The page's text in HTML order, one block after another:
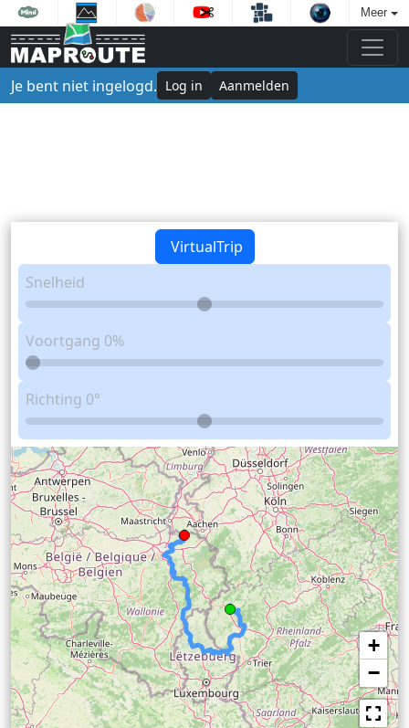
Meer
Je bent niet ingelogd. Log in Aanmelden
VirtualTrip
Snelheid
Voortgang 0%
Richting 0°
+
−